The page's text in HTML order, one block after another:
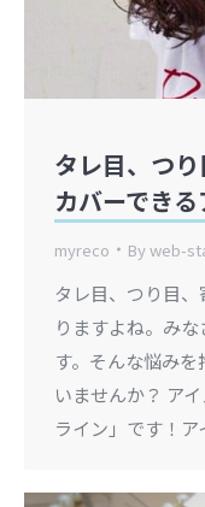
タレ目、つ
カバーでき
myreco Byweb-
タレ目、つり目
りますよね。み
す。そんな悩み
いませんか？ ア
ライン」です！